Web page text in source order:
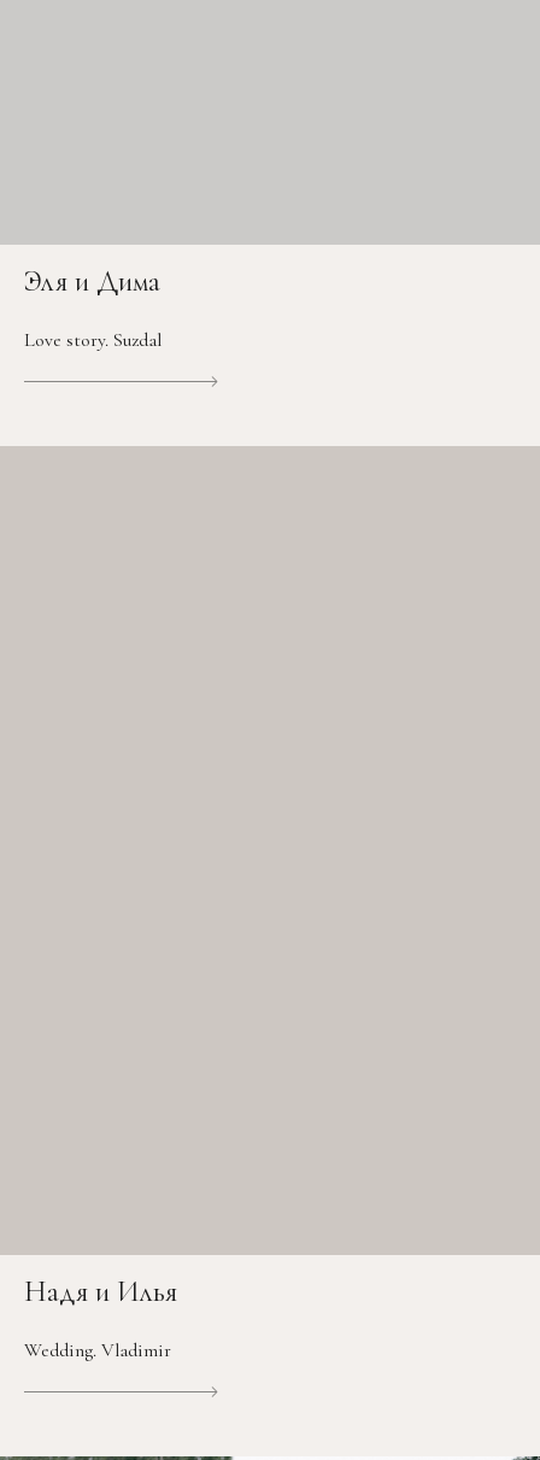
Эля и Дима
Love story. Suzdal
Надя и Илья
Wedding. Vladimir